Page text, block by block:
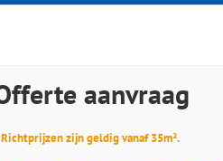
aanvraag
zijn geldig vanaf 35m².